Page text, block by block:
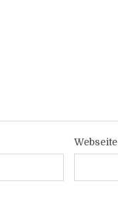
Webseite